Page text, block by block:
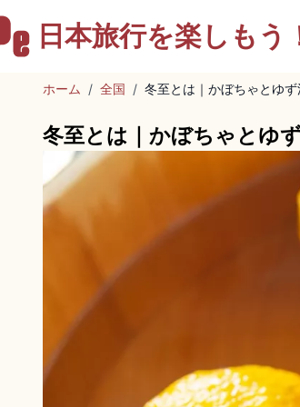
日本旅行を楽しもう
ホーム / 全国 / 冬至とは｜かぼちゃとゆ
冬至とは｜かぼちゃとゆ